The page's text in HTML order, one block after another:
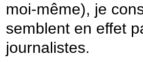
moi-même), je
semblent en effet
journalistes.